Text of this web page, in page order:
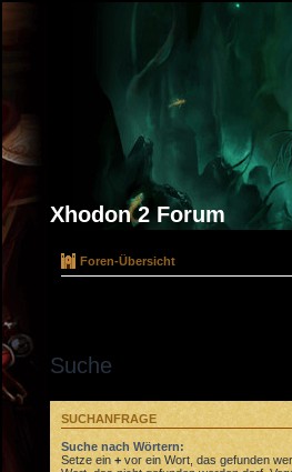
Xhodon 2 Forum
Foren-Übersicht
Suche
SUCHANFRAGE
Suche nach Wörtern:
Setze ein+ vor ein Wort, das gefunden